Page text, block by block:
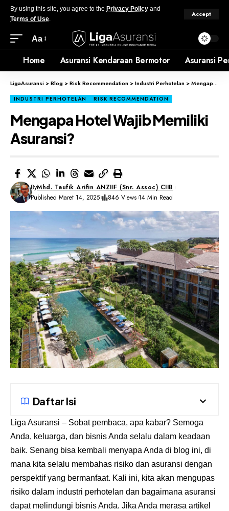
By using this site, you agree to the Privacy Policy and
Terms of Use.
Accept
Aa
Home Asuransi Kendaraan Bermotor Asuransi
LigaAsuransi >Blog >Risk Recommendation >Industri Perhotelan >Mengapa Hotel Wajib Memiliki Asuransi?
INDUSTRI PERHOTELAN RISK RECOMMENDATION
Mengapa Hotel Wajib Memiliki
Asuransi?
ByMhd. Taufik Arifin ANZIIF (Snr. Assoc) CIIB
Published Maret 14, 2025
846 Views 14 Min Read
Daftar Isi
Liga Asuransi – Sobat pembaca, apa kabar? Semoga
Anda, keluarga, dan bisnis Anda selalu dalam keadaan
baik. Senang bisa kembali menyapa Anda di blog ini, di
mana kita selalu membahas risiko dan asuransi dengan
perspektif yang bermanfaat. Kali ini, kita akan mengupas
risiko dalam industri perhotelan dan bagaimana asuransi
dapat melindungi bisnis Anda. Jika Anda merasa artikel